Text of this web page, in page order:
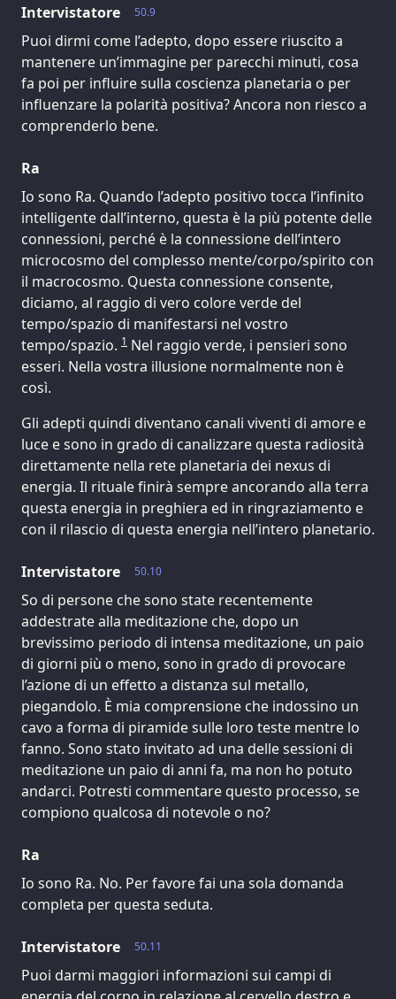
50.9
Intervistatore
Puoi dirmi come l’adepto, dopo essere riuscito a
mantenere un’immagine per parecchi minuti, cosa
fa poi per influire sulla coscienza planetaria o per
influenzare la polarità positiva? Ancora non riesco a
comprenderlo bene.
Ra
Io sono Ra. Quando l’adepto positivo tocca l’infinito
intelligente dall’interno, questa è la più potente delle
connessioni, perché è la connessione dell’intero
microcosmo del complesso mente/corpo/spirito con
il macrocosmo. Questa connessione consente,
diciamo, al raggio di vero colore verde del
tempo/spazio di manifestarsi nel vostro
tempo/spazio. 1 Nel raggio verde, i pensieri sono
esseri. Nella vostra illusione normalmente non è
così.
Gli adepti quindi diventano canali viventi di amore e
luce e sono in grado di canalizzare questa radiosità
direttamente nella rete planetaria dei nexus di
energia. Il rituale finirà sempre ancorando alla terra
questa energia in preghiera ed in ringraziamento e
con il rilascio di questa energia nell’intero planetario.
50.10
Intervistatore
So di persone che sono state recentemente
addestrate alla meditazione che, dopo un
brevissimo periodo di intensa meditazione, un paio
di giorni più o meno, sono in grado di provocare
l’azione di un effetto a distanza sul metallo,
piegandolo. È mia comprensione che indossino un
cavo a forma di piramide sulle loro teste mentre lo
fanno. Sono stato invitato ad una delle sessioni di
meditazione un paio di anni fa, ma non ho potuto
andarci. Potresti commentare questo processo, se
compiono qualcosa di notevole o no?
Ra
Io sono Ra. No. Per favore fai una sola domanda
completa per questa seduta.
50.11
Intervistatore
Puoi darmi maggiori informazioni sui campi di